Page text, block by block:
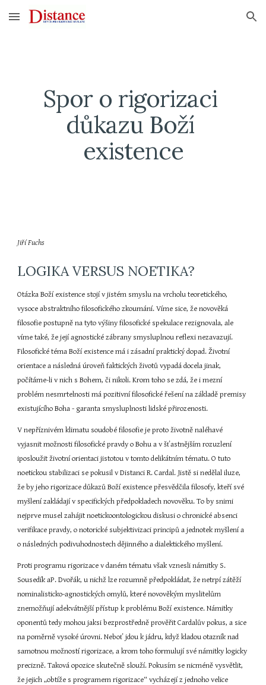
Skip to main content Skip to navigation
Spor o rigorizaci
důkazu Boží
existence
Jiří Fuchs
LOGIKA VERSUS NOETIKA?
Otázka Boží existence stojí v jistém smyslu na vrcholu teoretického,
vysoce abstraktního filosofického zkoumání. Víme sice, že novověká
filosofie postupně na tyto výšiny filosofické spekulace rezignovala, ale
víme také, že její agnostické zábrany smysluplnou reflexi nezavazují.
Filosofické téma Boží existence má i zásadní praktický dopad. Životní
orientace a následná úroveň faktických životů vypadá docela jinak,
počítáme-li v nich s Bohem, či nikoli. Krom toho se zdá, že i mezní
problém nesmrtelnosti má pozitivní filosofické řešení na základě premisy
existujícího Boha - garanta smysluplnosti lidské přirozenosti.
V nepříznivém klimatu soudobé filosofie je proto životně naléhavé
vyjasnit možnosti filosofické pravdy o Bohu a v šťastnějším rozuzlení
iposloužit životní orientaci jistotou v tomto delikátním tématu. O tuto
noetickou stabilizaci se pokusil v Distanci R. Cardal. Jistě si nedělal iluze,
že by jeho rigorizace důkazů Boží existence přesvědčila filosofy, kteří své
myšlení zakládají v specifických předpokladech novověku. To by snimi
nejprve musel zahájit noetickoontologickou diskusi o chronické absenci
verifikace pravdy, o notorické subjektivizaci principů a jednotek myšlení a
o následných podivuhodnostech dějinného a dialektického myšlení.
Proti programu rigorizace v daném tématu však vznesli námitky S.
Sousedík aP. Dvořák, u nichž lze rozumně předpokládat, že netrpí zátěží
nominalisticko-agnostických omylů, které novověkým myslitelům
znemožňují adekvátnější přístup k problému Boží existence. Námitky
oponentů tedy mohou jaksi bezprostředně prověřit Cardalův pokus, a sice
na poměrně vysoké úrovni. Neboť jdou k jádru, když kladou otazník nad
samotnou možností rigorizace, a krom toho formulují své námitky logicky
precizně. Taková opozice skutečně slouží. Pokusím se nicméně vysvětlit,
že jejich „obtíže s programem rigorizace“ vycházejí z jednoho velice